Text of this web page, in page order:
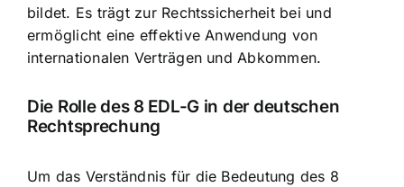
bildet. Es trägt zur Rechtssicherheit bei und
ermöglicht eine effektive Anwendung von
internationalen Verträgen und Abkommen.
Die Rolle des 8 EDL-G in der deutschen
Rechtsprechung
Um das Verständnis für die Bedeutung des 8